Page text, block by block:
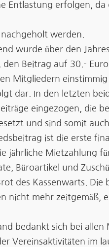
Entlastung erfolgen,
nachgeholt werden.
wurde über den
den Beitrag auf 30.-
Mitgliedern
dar. In den letzten
eingezogen, die
und sind somit
ist die erste
jährliche Mietzahlung
Büroartikel und
des Kassenwarts. Die
nicht mehr zeitgemäß,
bedankt sich bei
Vereinsaktivitäten im